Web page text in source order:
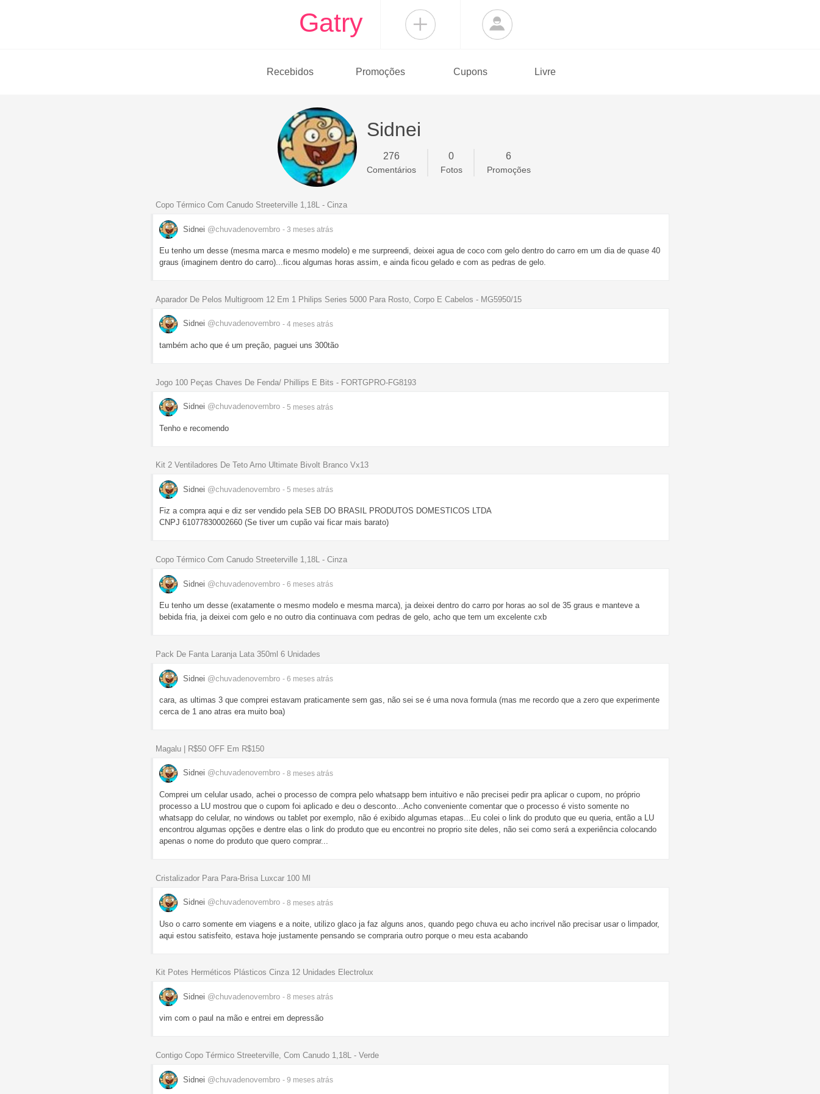
Gatry
Recebidos Promoções Cupons Livre
Sidnei
276
Comentários
0
Fotos
6
Promoções
Copo Térmico Com Canudo Streeterville 1,18L - Cinza
Sidnei @chuvadenovembro - 3 meses atrás
Eu tenho um desse (mesma marca e mesmo modelo) e me surpreendi, deixei agua de coco com gelo dentro do carro em um dia de quase 40
graus (imaginem dentro do carro)...ficou algumas horas assim, e ainda ficou gelado e com as pedras de gelo.
Aparador De Pelos Multigroom 12 Em 1 Philips Series 5000 Para Rosto, Corpo E Cabelos - MG5950/15
Sidnei @chuvadenovembro - 4 meses atrás
também acho que é um preção, paguei uns 300tão
Jogo 100 Peças Chaves De Fenda/ Phillips E Bits - FORTGPRO-FG8193
Sidnei @chuvadenovembro - 5 meses atrás
Tenho e recomendo
Kit 2 Ventiladores De Teto Arno Ultimate Bivolt Branco Vx13
Sidnei @chuvadenovembro - 5 meses atrás
Fiz a compra aqui e diz ser vendido pela SEB DO BRASIL PRODUTOS DOMESTICOS LTDA
CNPJ 61077830002660 (Se tiver um cupão vai ficar mais barato)
Copo Térmico Com Canudo Streeterville 1,18L - Cinza
Sidnei @chuvadenovembro - 6 meses atrás
Eu tenho um desse (exatamente o mesmo modelo e mesma marca), ja deixei dentro do carro por horas ao sol de 35 graus e manteve a
bebida fria, ja deixei com gelo e no outro dia continuava com pedras de gelo, acho que tem um excelente cxb
Pack De Fanta Laranja Lata 350ml 6 Unidades
Sidnei @chuvadenovembro - 6 meses atrás
cara, as ultimas 3 que comprei estavam praticamente sem gas, não sei se é uma nova formula (mas me recordo que a zero que experimente
cerca de 1 ano atras era muito boa)
Magalu | R$50 OFF Em R$150
Sidnei @chuvadenovembro - 8 meses atrás
Comprei um celular usado, achei o processo de compra pelo whatsapp bem intuitivo e não precisei pedir pra aplicar o cupom, no próprio
processo a LU mostrou que o cupom foi aplicado e deu o desconto...Acho conveniente comentar que o processo é visto somente no
whatsapp do celular, no windows ou tablet por exemplo, não é exibido algumas etapas...Eu colei o link do produto que eu queria, então a LU
encontrou algumas opções e dentre elas o link do produto que eu encontrei no proprio site deles, não sei como será a experiência colocando
apenas o nome do produto que quero comprar...
Cristalizador Para Para-Brisa Luxcar 100 Ml
Sidnei @chuvadenovembro - 8 meses atrás
Uso o carro somente em viagens e a noite, utilizo glaco ja faz alguns anos, quando pego chuva eu acho incrivel não precisar usar o limpador,
aqui estou satisfeito, estava hoje justamente pensando se compraria outro porque o meu esta acabando
Kit Potes Herméticos Plásticos Cinza 12 Unidades Electrolux
Sidnei @chuvadenovembro - 8 meses atrás
vim com o paul na mão e entrei em depressão
Contigo Copo Térmico Streeterville, Com Canudo 1,18L - Verde
Sidnei @chuvadenovembro - 9 meses atrás